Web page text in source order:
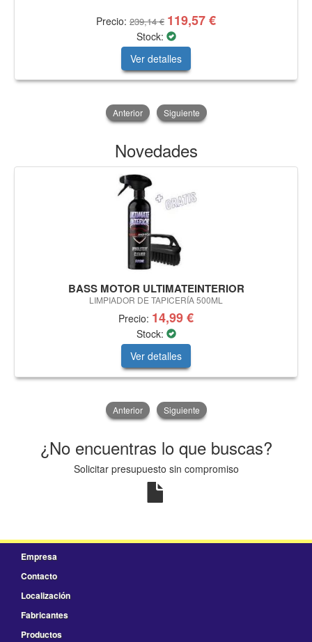
Precio: 239,14 € 119,57 €
Stock:
Ver detalles
Anterior Siguiente
Novedades
BASS MOTOR ULTIMATEINTERIOR
LIMPIADOR DE TAPICERÍA 500ML
Precio: 14,99 €
Stock:
Ver detalles
Anterior Siguiente
¿No encuentras lo que buscas?
Solicitar presupuesto sin compromiso
Empresa
Contacto
Localización
Fabricantes
Productos